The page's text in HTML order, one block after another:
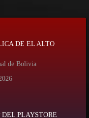
DE EL ALTO
de Bolivia
DEL PLAYSTORE